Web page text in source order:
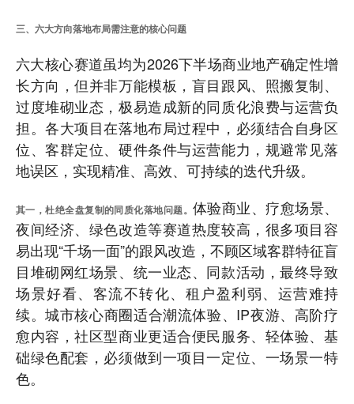
三、六大方向落地布局需注意的核心问题
六大核心赛道虽均为2026下半场商业地产确定性增
长方向，但并非万能模板，盲目跟风、照搬复制、
过度堆砌业态，极易造成新的同质化浪费与运营负
担。各大项目在落地布局过程中，必须结合自身区
位、客群定位、硬件条件与运营能力，规避常见落
地误区，实现精准、高效、可持续的迭代升级。
其一，杜绝全盘复制的同质化落地问题。 体验商业、疗愈场景、
夜间经济、绿色改造等赛道热度较高，很多项目容
易出现“千场一面”的跟风改造，不顾区域客群特征盲
目堆砌网红场景、统一业态、同款活动，最终导致
场景好看、客流不转化、租户盈利弱、运营难持
续。城市核心商圈适合潮流体验、IP夜游、高阶疗
愈内容，社区型商业更适合便民服务、轻体验、基
础绿色配套，必须做到一项目一定位、一场景一特
色。